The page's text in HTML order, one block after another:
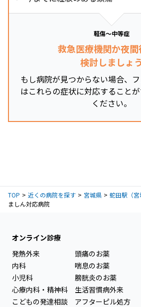
軽傷～中等症
救急医療機関か夜間
検討しましょう
もし病院が見つからない場合、
はこれらの症状に対応すること
ください。
TOP 近くの病院を探す 宮城県 蛇田駅（
ましん対応病院
オンライン診療
発熱外来
内科
小児科
心療内科・精神科
こどもの発達相談
頭痛のお薬
喘息のお薬
膀胱炎のお薬
生活習慣病外来
アフターピル処方